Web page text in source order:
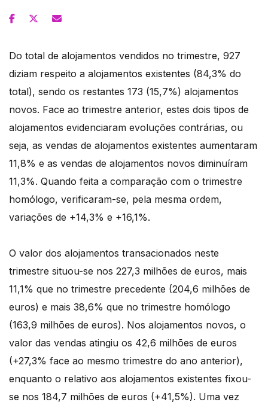
Do total de alojamentos vendidos no trimestre, 927
diziam respeito a alojamentos existentes (84,3% do
total), sendo os restantes 173 (15,7%) alojamentos
novos. Face ao trimestre anterior, estes dois tipos de
alojamentos evidenciaram evoluções contrárias, ou
seja, as vendas de alojamentos existentes aumentaram
11,8% e as vendas de alojamentos novos diminuíram
11,3%. Quando feita a comparação com o trimestre
homólogo, verificaram-se, pela mesma ordem,
variações de +14,3% e +16,1%.
O valor dos alojamentos transacionados neste
trimestre situou-se nos 227,3 milhões de euros, mais
11,1% que no trimestre precedente (204,6 milhões de
euros) e mais 38,6% que no trimestre homólogo
(163,9 milhões de euros). Nos alojamentos novos, o
valor das vendas atingiu os 42,6 milhões de euros
(+27,3% face ao mesmo trimestre do ano anterior),
enquanto o relativo aos alojamentos existentes fixou-
se nos 184,7 milhões de euros (+41,5%). Uma vez